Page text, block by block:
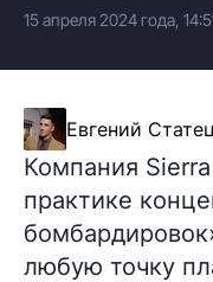
15 апреля 2024 года,
Евгений
Компания
практике
любую точку